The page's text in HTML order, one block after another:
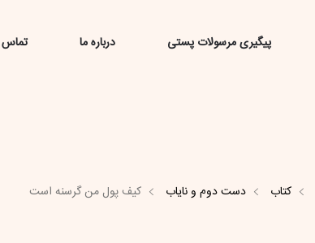
پیگیری مرسولات پستی درباره ما تماس
کتاب دست دوم و نایاب کیف پول من گرسنه است